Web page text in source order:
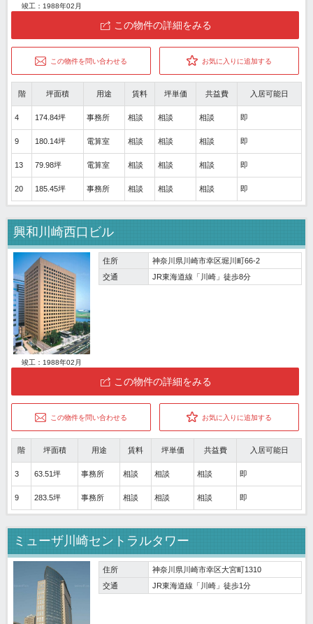
竣工：1988年02月
この物件の詳細をみる
この物件を問い合わせる お気に入りに追加する
階 坪面積 用途 賃料 坪単価 共益費 入居可能日
4 174.84坪 事務所 相談 相談 相談 即
9 180.14坪 電算室 相談 相談 相談 即
13 79.98坪 電算室 相談 相談 相談 即
20 185.45坪 事務所 相談 相談 相談 即
興和川崎西口ビル
竣工：1988年02月
住所
神奈川県川崎市幸区堀川町66-2
交通
JR東海道線「川崎」徒歩8分
この物件の詳細をみる
この物件を問い合わせる お気に入りに追加する
階 坪面積 用途 賃料 坪単価 共益費 入居可能日
3 63.51坪 事務所 相談 相談 相談 即
9 283.5坪 事務所 相談 相談 相談 即
ミューザ川崎セントラルタワー
住所
神奈川県川崎市幸区大宮町1310
交通
JR東海道線「川崎」徒歩1分